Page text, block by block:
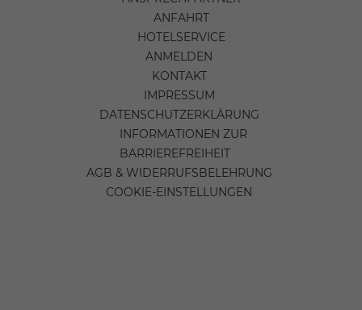
ANFAHRT
HOTELSERVICE
ANMELDEN
KONTAKT
IMPRESSUM
DATENSCHUTZERKLÄRUNG
INFORMATIONEN ZUR
BARRIEREFREIHEIT
AGB & WIDERRUFSBELEHRUNG
COOKIE-EINSTELLUNGEN